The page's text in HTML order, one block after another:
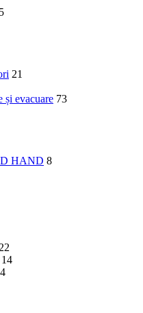
21
și evacuare 73
HAND 8
22
14